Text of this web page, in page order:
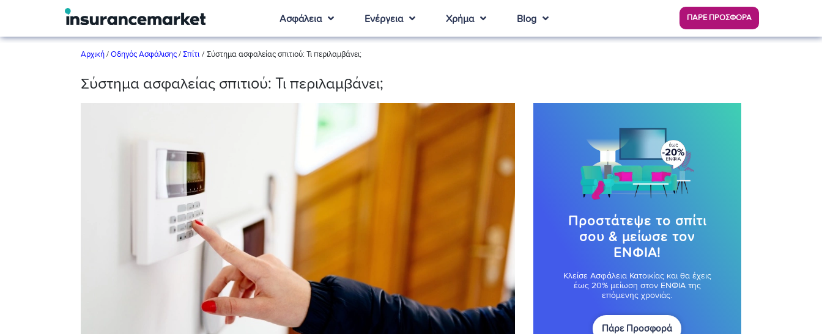
Ασφάλεια Ενέργεια Χρήμα Blog ΠΑΡΕ ΠΡΟΣΦΟΡΑ
Αρχική / Οδηγός Ασφάλισης / Σπίτι / Σύστημα ασφαλείας σπιτιού: Τι περιλαμβάνει;
Σύστημα ασφαλείας σπιτιού: Τι περιλαμβάνει;
Προστάτεψε το σπίτι
σου & μείωσε τον
ΕΝΦΙΑ!
Κλείσε Ασφάλεια Κατοικίας και θα έχεις
έως 20% μείωση στον ΕΝΦΙΑ της
επόμενης χρονιάς.
Πάρε Προσφορά